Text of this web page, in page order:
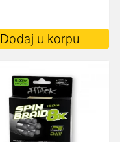
Dodaj u korpu